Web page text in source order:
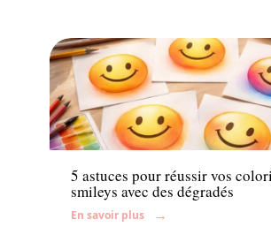
Famille
5 astuces pour réussir vos
smileys avec des dégradés
En savoir plus